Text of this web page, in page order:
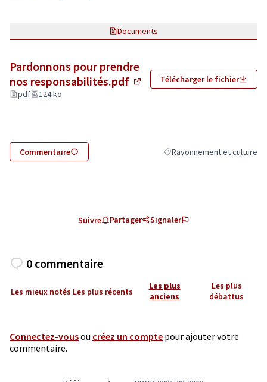
Documents
Pardonnons pour prendre
nos responsabilités.pdf
(Lien externe)
pdf 124 ko
Télécharger le fichier
Commentaire Filtrer les résultats de la
Rayonnement et culture
Suivre Partager Signaler
0 commentaire
Les mieux notés Les plus récents
Les plus
anciens
Les plus
débattus
Connectez-vousou créez un compte pour ajouter votre
commentaire.